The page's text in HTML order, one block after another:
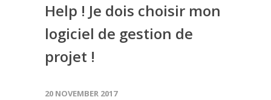
Help ! Je dois choisir mon
logiciel de gestion de
projet !
20 NOVEMBER 2017